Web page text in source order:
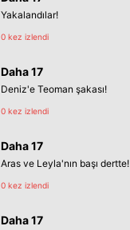
Yakalandılar!
0 kez izlendi
Daha 17
Deniz'e Teoman şakası!
0 kez izlendi
Daha 17
Aras ve Leyla'nın başı dertte!
0 kez izlendi
Daha 17